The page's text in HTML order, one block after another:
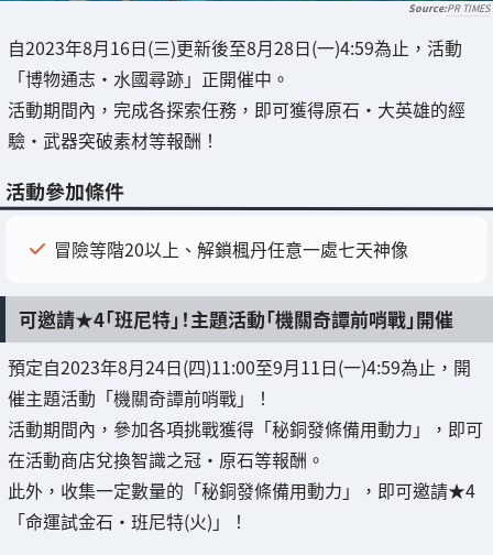
PR TIMES
自2023年8月16日(三)更新後至8月28日(一)4:59為止，活動
「博物通志・水國尋跡」正開催中。
活動期間內，完成各探索任務，即可獲得原石・大英雄的經
驗・武器突破素材等報酬！
活動參加條件
冒險等階20以上、解鎖楓丹任意一處七天神像
可邀請★4「班尼特」！主題活動「機關奇譚前哨戰」開催
預定自2023年8月24日(四)11:00至9月11日(一)4:59為止，開
催主題活動「機關奇譚前哨戰」！
活動期間內，參加各項挑戰獲得「秘銅發條備用動力」，即可
在活動商店兌換智識之冠・原石等報酬。
此外，收集一定數量的「秘銅發條備用動力」，即可邀請★4
「命運試金石・班尼特(火)」！